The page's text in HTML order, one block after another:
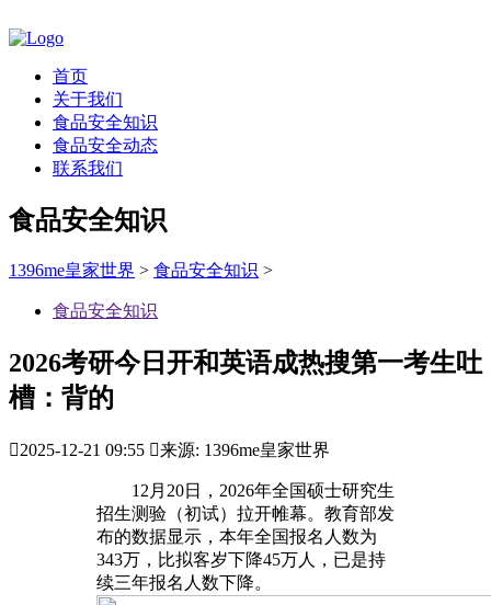
首页
关于我们
食品安全知识
食品安全动态
联系我们
食品安全知识
1396me皇家世界 > 食品安全知识 >
食品安全知识
2026考研今日开和英语成热搜第一考生吐
槽：背的
2025-12-21 09:55 来源: 1396me皇家世界
12月20日，2026年全国硕士研究生
招生测验（初试）拉开帷幕。教育部发
布的数据显示，本年全国报名人数为
343万，比拟客岁下降45万人，已是持
续三年报名人数下降。